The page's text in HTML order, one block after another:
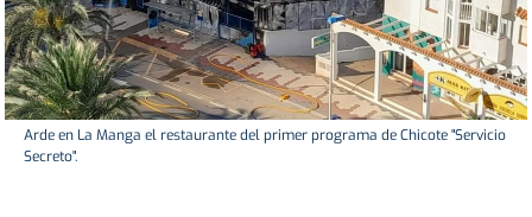
Arde en La Manga el restaurante del primer programa de Chicote "Servicio
Secreto".